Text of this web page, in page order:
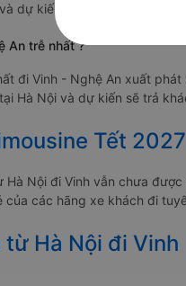
dự kiến sẽ trả khách ở Vinh -
An trễ nhất ?
đi Vinh - Nghệ An xuất
Hà Nội và dự kiến sẽ trả
Tết
Hà Nội đi Vinh vẫn chưa
các hãng xe khách đi
Hà Nội đi Vinh